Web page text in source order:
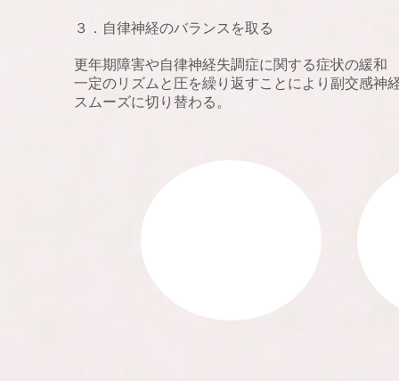
３．自律神経のバランスを取る
更年期障害や自律神経失調症に関する症状の緩和
一定のリズムと圧を繰り返すことにより副交感神
スムーズに切り替わる。